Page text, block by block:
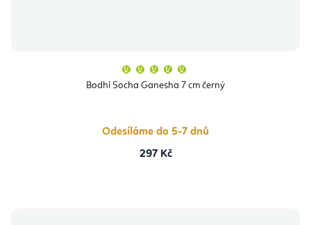
Bodhi Socha Ganesha 7 cm černý
produktu
je
hvězdiček.
Odesíláme do 5-7 dnů
297 Kč